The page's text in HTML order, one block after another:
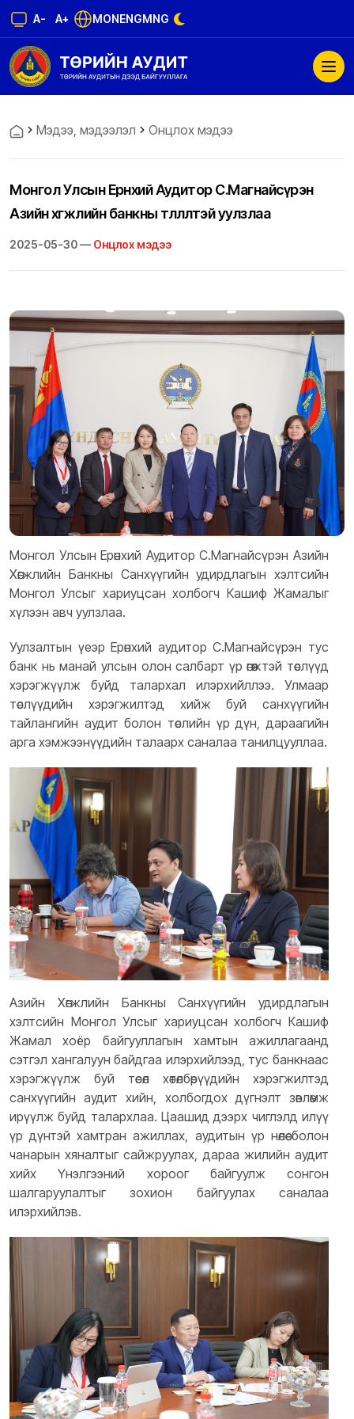
A- A+ MONENGMNG
Мэдээ, мэдээлэл Онцлох мэдээ
Монгол Улсын Ерөнхий Аудитор С.Магнайсүрэн
Азийн хөгжлийн банкны төлөөлөлтэй уулзлаа
2025-05-30 — Онцлох мэдээ
Монгол Улсын Ерөнхий Аудитор С.Магнайсүрэн Азийн
Хөгжлийн Банкны Санхүүгийн удирдлагын хэлтсийн
Монгол Улсыг хариуцсан холбогч Кашиф Жамалыг
хүлээн авч уулзлаа.
Уулзалтын үеэр Ерөнхий аудитор С.Магнайсүрэн тус
банк нь манай улсын олон салбарт үр өгөөжтэй төслүүд
хэрэгжүүлж буйд талархал илэрхийллээ. Улмаар
төслүүдийн хэрэгжилтэд хийж буй санхүүгийн
тайлангийн аудит болон төслийн үр дүн, дараагийн
арга хэмжээнүүдийн талаарх саналаа танилцууллаа.
Азийн Хөгжлийн Банкны Санхүүгийн удирдлагын
хэлтсийн Монгол Улсыг хариуцсан холбогч Кашиф
Жамал хоёр байгууллагын хамтын ажиллагаанд
сэтгэл хангалуун байдгаа илэрхийлээд, тус банкнаас
хэрэгжүүлж буй төсөл хөтөлбөрүүдийн хэрэгжилтэд
санхүүгийн аудит хийн, холбогдох дүгнэлт зөвлөмж
ирүүлж буйд талархлаа. Цаашид дээрх чиглэлд илүү
үр дүнтэй хамтран ажиллах, аудитын үр нөлөө болон
чанарын хяналтыг сайжруулах, дараа жилийн аудит
хийх Үнэлгээний хороог байгуулж сонгон
шалгаруулалтыг зохион байгуулах саналаа
илэрхийлэв.